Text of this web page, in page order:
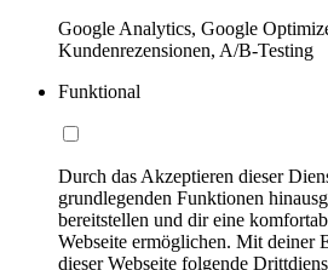
Google Analytics, Google
Kundenrezensionen, A/B-Testing
Funktional
Durch das Akzeptieren dieser
grundlegenden Funktionen
bereitstellen und dir eine
Webseite ermöglichen. Mit deiner
dieser Webseite folgende